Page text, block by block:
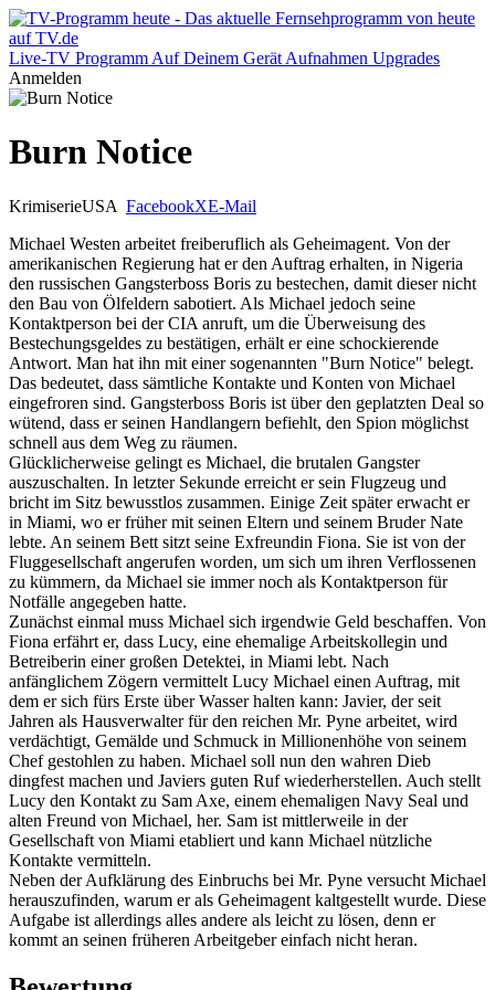
Live-TV Programm Auf Deinem Gerät Aufnahmen Upgrades
Anmelden
Burn Notice
KrimiserieUSA FacebookXE-Mail
Michael Westen arbeitet freiberuflich als Geheimagent. Von der
amerikanischen Regierung hat er den Auftrag erhalten, in Nigeria
den russischen Gangsterboss Boris zu bestechen, damit dieser nicht
den Bau von Ölfeldern sabotiert. Als Michael jedoch seine
Kontaktperson bei der CIA anruft, um die Überweisung des
Bestechungsgeldes zu bestätigen, erhält er eine schockierende
Antwort. Man hat ihn mit einer sogenannten "Burn Notice" belegt.
Das bedeutet, dass sämtliche Kontakte und Konten von Michael
eingefroren sind. Gangsterboss Boris ist über den geplatzten Deal so
wütend, dass er seinen Handlangern befiehlt, den Spion möglichst
schnell aus dem Weg zu räumen.
Glücklicherweise gelingt es Michael, die brutalen Gangster
auszuschalten. In letzter Sekunde erreicht er sein Flugzeug und
bricht im Sitz bewusstlos zusammen. Einige Zeit später erwacht er
in Miami, wo er früher mit seinen Eltern und seinem Bruder Nate
lebte. An seinem Bett sitzt seine Exfreundin Fiona. Sie ist von der
Fluggesellschaft angerufen worden, um sich um ihren Verflossenen
zu kümmern, da Michael sie immer noch als Kontaktperson für
Notfälle angegeben hatte.
Zunächst einmal muss Michael sich irgendwie Geld beschaffen. Von
Fiona erfährt er, dass Lucy, eine ehemalige Arbeitskollegin und
Betreiberin einer großen Detektei, in Miami lebt. Nach
anfänglichem Zögern vermittelt Lucy Michael einen Auftrag, mit
dem er sich fürs Erste über Wasser halten kann: Javier, der seit
Jahren als Hausverwalter für den reichen Mr. Pyne arbeitet, wird
verdächtigt, Gemälde und Schmuck in Millionenhöhe von seinem
Chef gestohlen zu haben. Michael soll nun den wahren Dieb
dingfest machen und Javiers guten Ruf wiederherstellen. Auch stellt
Lucy den Kontakt zu Sam Axe, einem ehemaligen Navy Seal und
alten Freund von Michael, her. Sam ist mittlerweile in der
Gesellschaft von Miami etabliert und kann Michael nützliche
Kontakte vermitteln.
Neben der Aufklärung des Einbruchs bei Mr. Pyne versucht Michael
herauszufinden, warum er als Geheimagent kaltgestellt wurde. Diese
Aufgabe ist allerdings alles andere als leicht zu lösen, denn er
kommt an seinen früheren Arbeitgeber einfach nicht heran.